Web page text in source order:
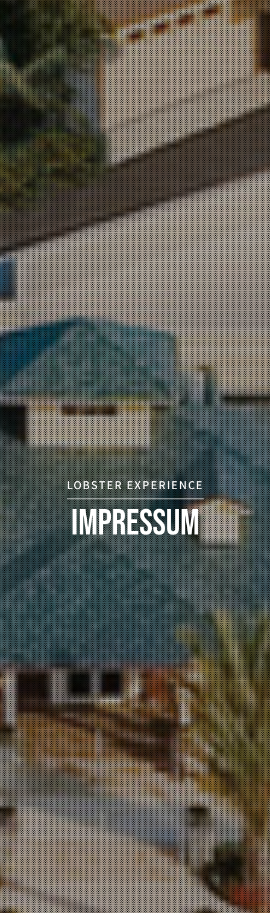
LOBSTER EXPERIENCE
Impressum